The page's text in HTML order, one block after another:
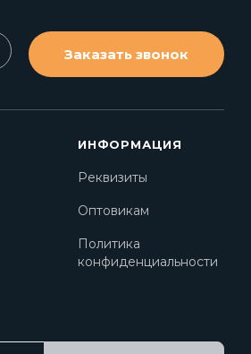
Заказать звонок
ИНФОРМАЦИЯ
Реквизиты
Оптовикам
Политика
конфиденциальности